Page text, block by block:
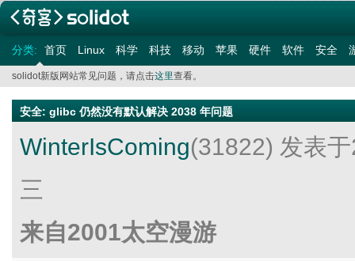
分类: 首页 Linux 科学 科技 移动 苹果 硬件 软件 安全
solidot新版网站常见问题，请点击这里查看。
安全: glibc 仍然没有默认解决 2038 年问题
WinterIsComing(31822) 发表
三
来自2001太空漫游